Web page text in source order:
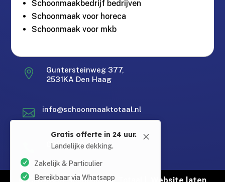
Schoonmaakbedrijf bedrijven
Schoonmaak voor horeca
Schoonmaak voor mkb

Guntersteinweg 377,
2531KA Den Haag
 info@schoonmaaktotaal.nl
085 90 24 24 6
Gratis offerte in 24 uur.
Landelijke dekking.
Bereikbaar via Whatsapp
Gratis offerte in 24 uur
Gratis offerte in 24 uur